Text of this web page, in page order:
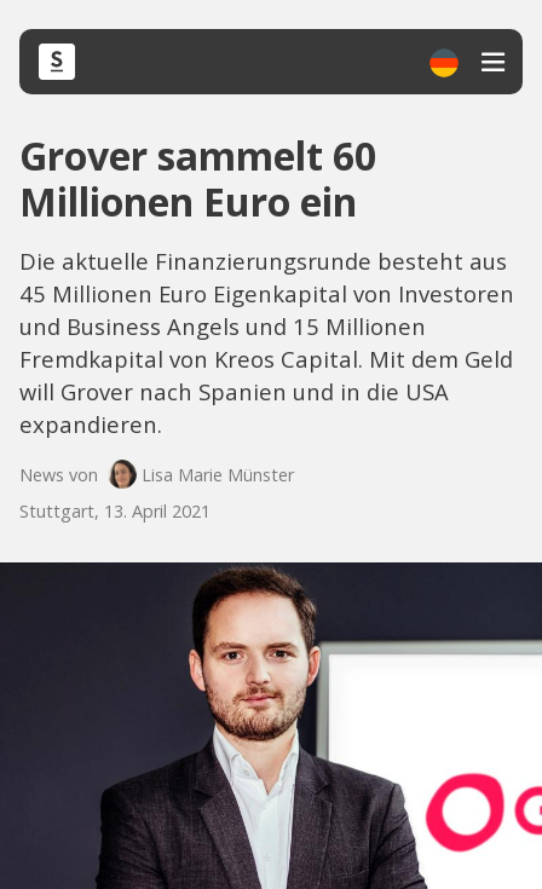
Grover sammelt 60
Millionen Euro ein
Die aktuelle Finanzierungsrunde besteht aus
45 Millionen Euro Eigenkapital von Investoren
und Business Angels und 15 Millionen
Fremdkapital von Kreos Capital. Mit dem Geld
will Grover nach Spanien und in die USA
expandieren.
News von
Lisa Marie Münster
Stuttgart, 13. April 2021